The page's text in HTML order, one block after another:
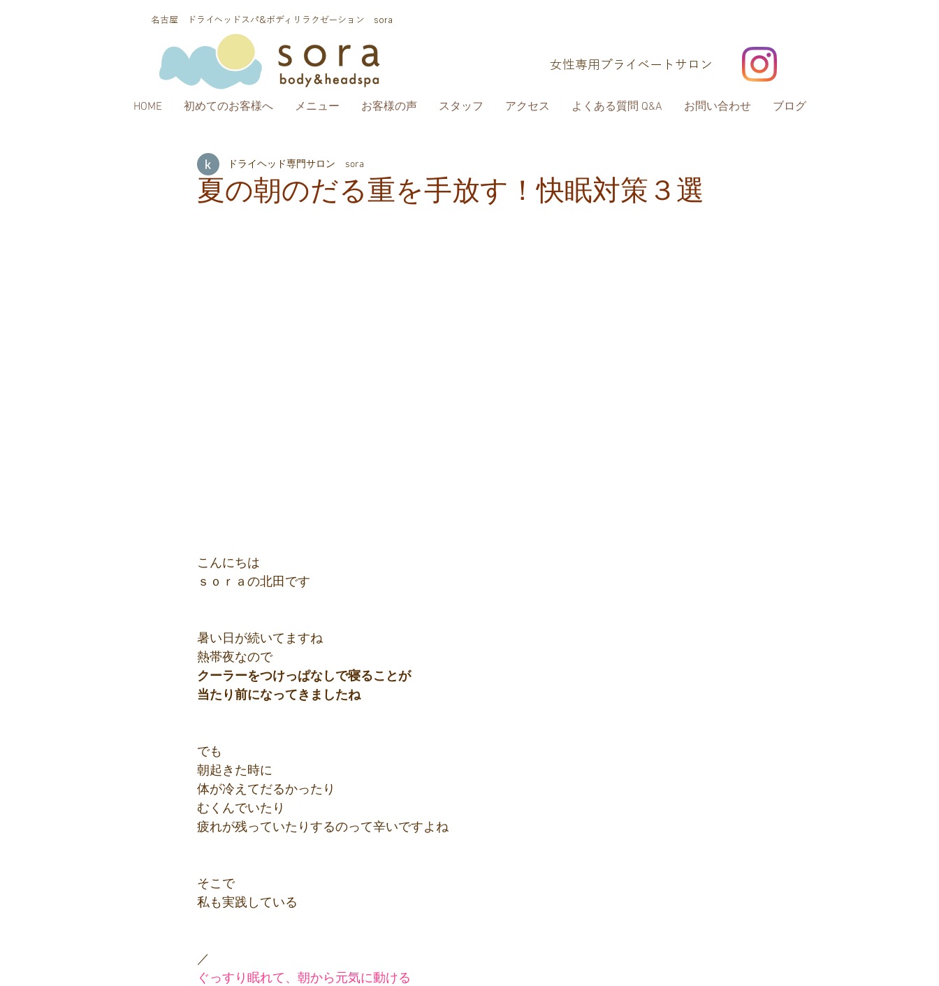
​名古屋 ドライヘッドスパ&ボディリラクゼーション sora
​女性専用プライベートサロン
HOME 初めてのお客様へ メニュー お客様の声 スタッフ アクセス よくある質問 Q&A お問い合わせ ブログ
夏の朝のだる重を手放す！快眠対策３選
ドライヘッド専門サロン sora
こんにちは
ｓｏｒａの北田です
暑い日が続いてますね
熱帯夜なので
クーラーをつけっぱなしで寝ることが
当たり前になってきましたね
でも
朝起きた時に
体が冷えてだるかったり
むくんでいたり
疲れが残っていたりするのって辛いですよね
そこで
私も実践している
／
ぐっすり眠れて、朝から元気に動ける